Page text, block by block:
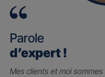
Parole
d’expert !
Mes clients et moi